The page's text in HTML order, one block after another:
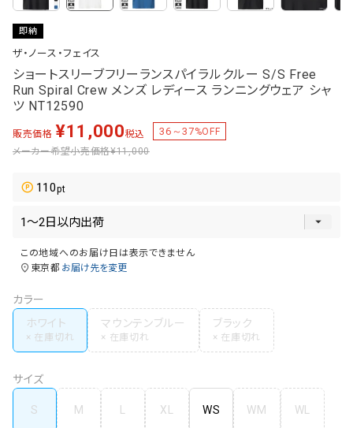
即納
ザ・ノース・フェイス
ショートスリーブフリーランスパイラルクルー S/S Free
Run Spiral Crew メンズ レディース ランニングウェア シャ
ツ NT12590
販売価格 ¥11,000税込 36～37%OFF
メーカー希望小売価格¥11,000
110
この地域へのお届け日は表示できません
東京都 お届け先を変更
カラー
ホワイト
マウンテンブルー ブラック
サイズ
S M XL WS WM WL